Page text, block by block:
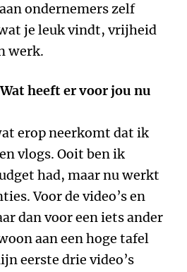
ondernemers zelf
je leuk vindt, vrijheid
werk.
heeft er voor jou nu
erop neerkomt dat ik
vlogs. Ooit ben ik
had, maar nu werkt
Voor de video’s en
dan voor een iets ander
aan een hoge tafel
eerste drie video’s